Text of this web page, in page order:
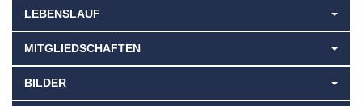
LEBENSLAUF
MITGLIEDSCHAFTEN
BILDER